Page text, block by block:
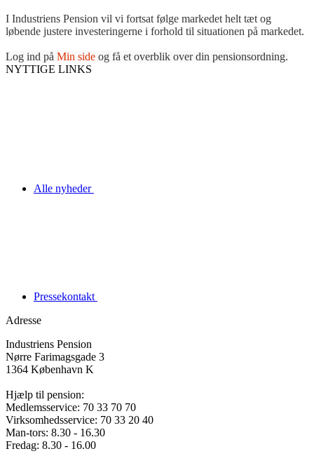
I Industriens Pension vil vi fortsat følge markedet helt tæt og
løbende justere investeringerne i forhold til situationen på markedet.
Log ind på Min side og få et overblik over din pensionsordning.
NYTTIGE LINKS
Alle nyheder
Pressekontakt
Adresse
Industriens Pension
Nørre Farimagsgade 3
1364 København K
Hjælp til pension:
Medlemsservice: 70 33 70 70
Virksomhedsservice: 70 33 20 40
Man-tors: 8.30 - 16.30
Fredag: 8.30 - 16.00